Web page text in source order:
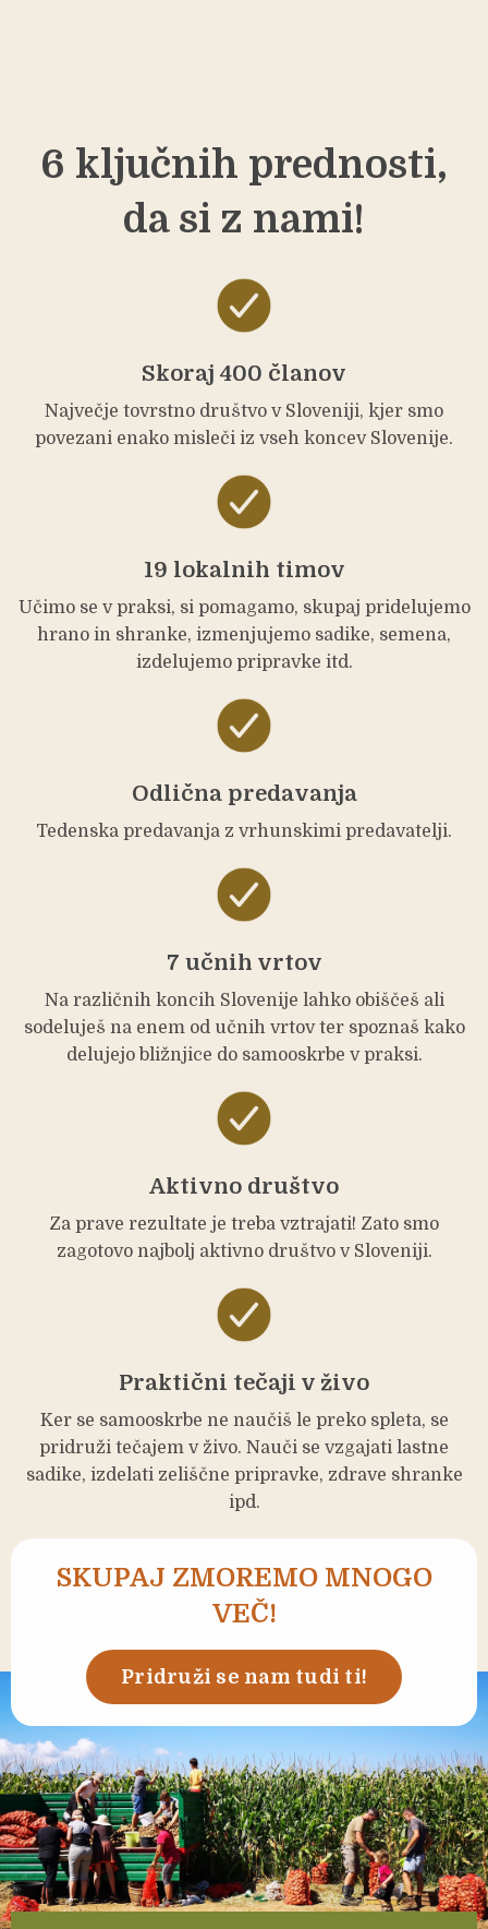
6 ključnih prednosti,
da si z nami!
Skoraj 400 članov
Največje tovrstno društvo v Sloveniji, kjer smo
povezani enako misleči iz vseh koncev Slovenije.
19 lokalnih timov
Učimo se v praksi, si pomagamo, skupaj pridelujemo
hrano in shranke, izmenjujemo sadike, semena,
izdelujemo pripravke itd.
Odlična predavanja
Tedenska predavanja z vrhunskimi predavatelji.
7 učnih vrtov
Na različnih koncih Slovenije lahko obiščeš ali
sodeluješ na enem od učnih vrtov ter spoznaš kako
delujejo bližnjice do samooskrbe v praksi.
Aktivno društvo
Za prave rezultate je treba vztrajati! Zato smo
zagotovo najbolj aktivno društvo v Sloveniji.
Praktični tečaji v živo
Ker se samooskrbe ne naučiš le preko spleta, se
pridruži tečajem v živo. Nauči se vzgajati lastne
sadike, izdelati zeliščne pripravke, zdrave shranke
ipd.
SKUPAJ ZMOREMO MNOGO
VEČ!
Pridruži se nam tudi ti!